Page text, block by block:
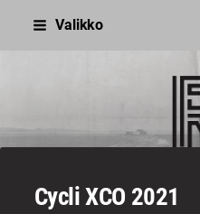
Siirry
Valikko
Cycli XCO 2021